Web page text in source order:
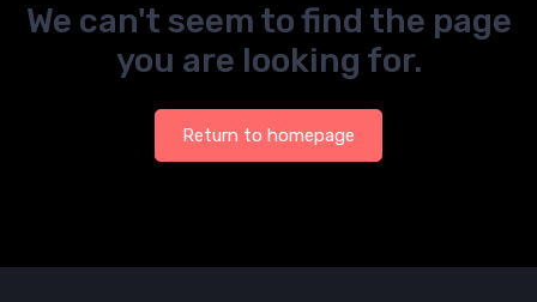
We can't seem to find the page
you are looking for.
Return to homepage